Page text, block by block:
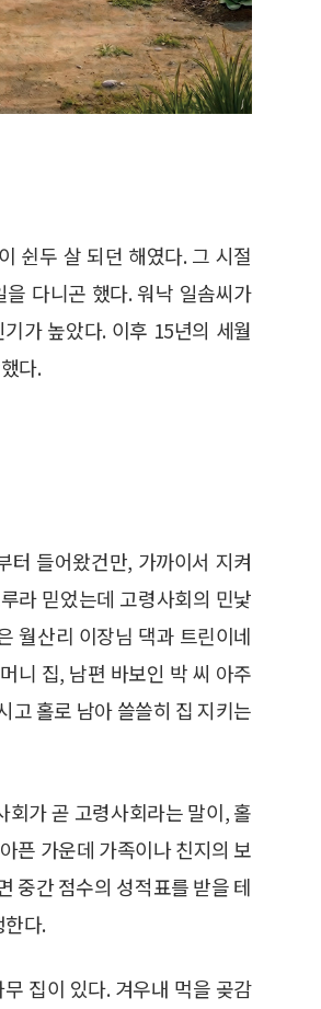
쉰두 살 되던 해였다. 그 시절
다니곤 했다. 워낙 일솜씨가
가 높았다. 이후 15년의 세월
다.
터 들어왔건만, 가까이서 지켜
라 믿었는데 고령사회의 민낯
월산리 이장님 댁과 트린이네
니 집, 남편 바보인 박 씨 아주
고 홀로 남아 쓸쓸히 집 지키는
가 곧 고령사회라는 말이, 홀
픈 가운데 가족이나 친지의 보
중간 점수의 성적표를 받을 테
다.
집이 있다. 겨우내 먹을 곶감